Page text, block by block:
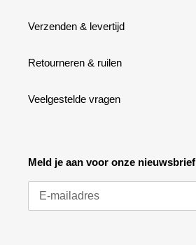
Verzenden & levertijd
Retourneren & ruilen
Veelgestelde vragen
Meld je aan voor onze nieuwsbrief